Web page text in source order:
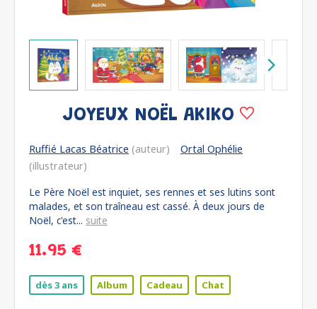
JOYEUX NOËL AKIKO
Ruffié Lacas Béatrice (auteur)
Ortal Ophélie
(illustrateur)
Le Père Noël est inquiet, ses rennes et ses lutins sont
malades, et son traîneau est cassé. À deux jours de
Noël, c'est... suite
11.95 €
dès 3 ans Album Cadeau Chat